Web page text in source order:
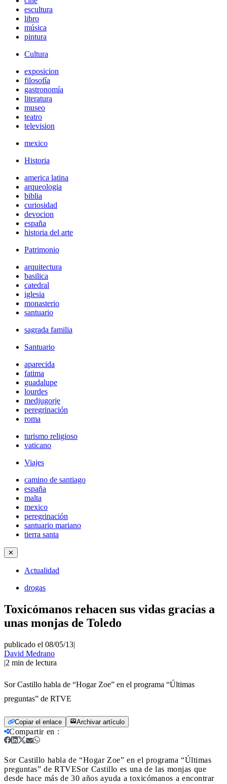
escultura
libro
música
pintura
Cultura
exposicion
filosofía
gastronomía
literatura
museo
teatro
television
mexico
Historia
america latina
arqueologia
biblia
curiosidad
devocion
españa
historia del arte
Patrimonio
arquitectura
basilica
catedral
iglesia
monasterio
santuario
sagrada familia
Santuario
aparecida
fatima
guadalupe
lourdes
medjugorje
peregrinación
roma
turismo religioso
vaticano
Viajes
camino de santiago
españa
malta
mexico
peregrinación
santuario mariano
tierra santa
✕
Actualidad
drogas
Toxicómanos rehacen sus vidas gracias a
unas monjas de Toledo
publicado el 08/05/13|
David Medrano
|2 min de lectura
Sor Castillo habla de “Hogar Zoe” en el programa “Últimas
preguntas” de RTVE
Copiar el enlace Archivar artículo
Compartir en :
Sor Castillo habla de “Hogar Zoe” en el programa “Últimas
preguntas” de RTVESor Castillo es una de las monjas que
desde hace más de 30 años ayuda a toxicómanos a encontrar